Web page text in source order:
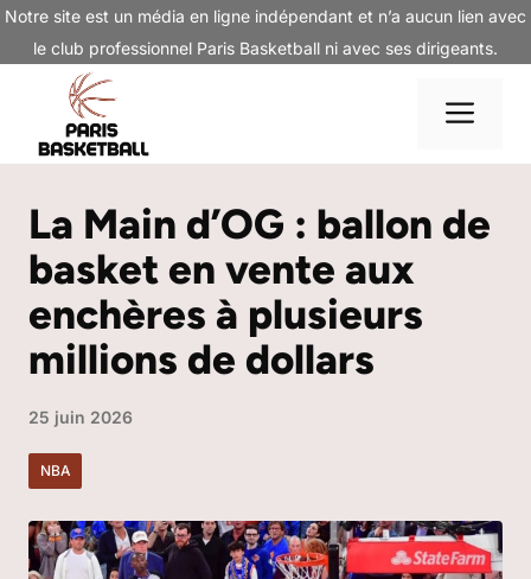
Aller
contenu
Notre site est un média en ligne indépendant et n’a aucun lien avec
le club professionnel Paris Basketball ni avec ses dirigeants.
La Main d’OG : ballon de
basket en vente aux
enchères à plusieurs
millions de dollars
25 juin 2026
NBA